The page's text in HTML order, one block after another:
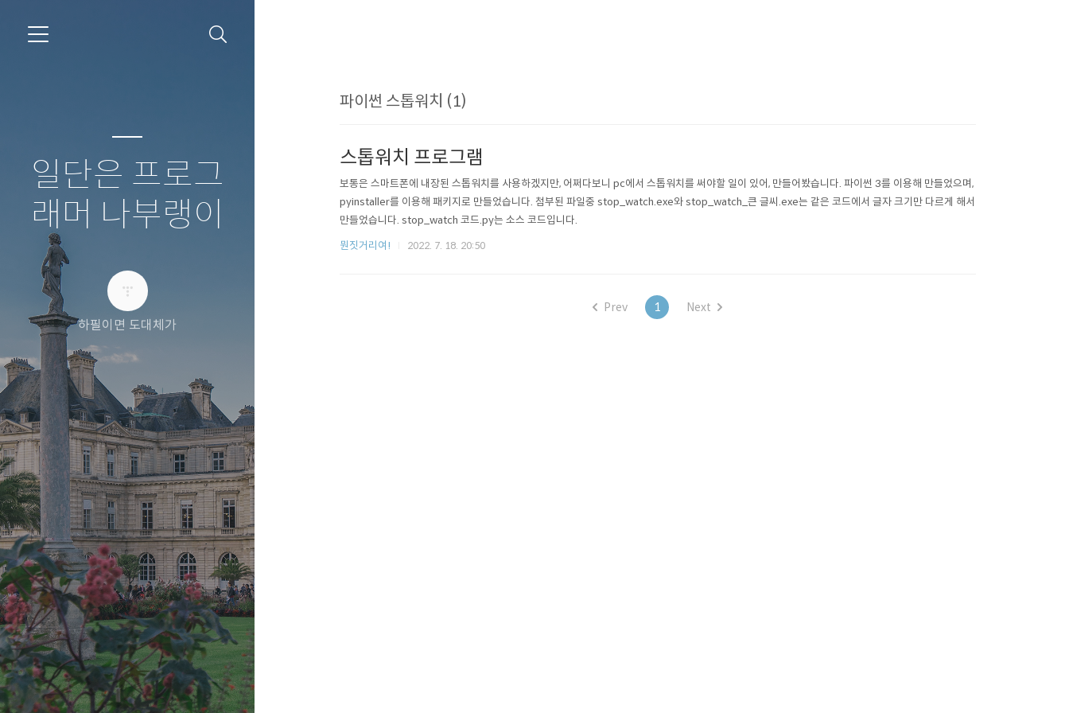
일단은 프로그
래머 나부랭이
하필이면 도대체가
파이썬 스톱워치 (1)
스톱워치 프로그램
보통은 스마트폰에 내장된 스톱워치를 사용하겠지만, 어쩌다보니 pc에서 스톱워치를 써야할 일이 있어, 만들어봤습니다. 파이썬 3를 이용해 만들었으며,
pyinstaller를 이용해 패키지로 만들었습니다. 첨부된 파일중 stop_watch.exe와 stop_watch_큰 글씨.exe는 같은 코드에서 글자 크기만 다르게 해서
만들었습니다. stop_watch 코드.py는 소스 코드입니다.
뭔짓거리여!
2022. 7. 18. 20:50
Prev 1 Next